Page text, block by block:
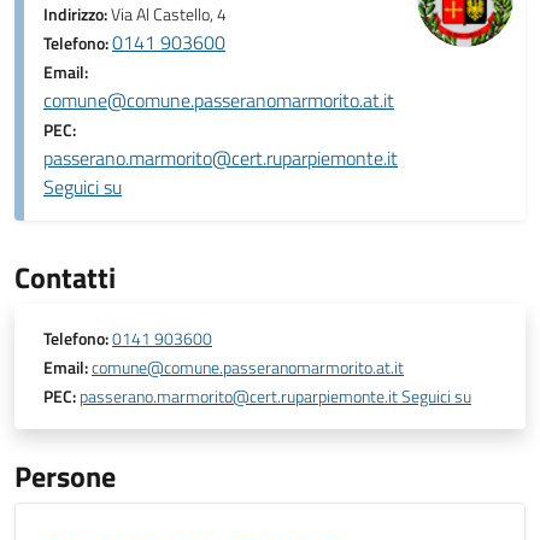
Indirizzo:Via Al Castello, 4
Telefono:0141 903600
Email:
comune@comune.passeranomarmorito.at.it
PEC:
passerano.marmorito@cert.ruparpiemonte.it
Seguici su
Contatti
Telefono:0141 903600
Email:comune@comune.passeranomarmorito.at.it
PEC:passerano.marmorito@cert.ruparpiemonte.it Seguici su
Persone